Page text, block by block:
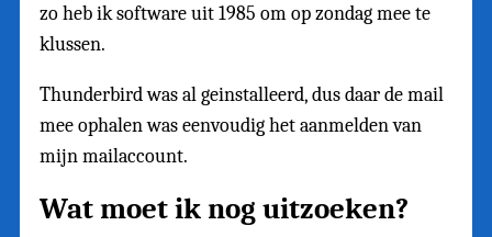
zo heb ik software uit 1985 om op zondag mee te
klussen.
Thunderbird was al geinstalleerd, dus daar de mail
mee ophalen was eenvoudig het aanmelden van
mijn mailaccount.
Wat moet ik nog uitzoeken?